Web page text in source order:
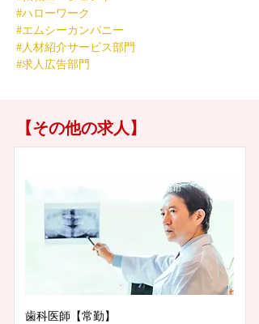
#ハローワーク
#エムシーカンパニー
#人材紹介サービス部門
#求人広告部門
【その他の求人】
徳島県徳島市
歯科医師【常勤】